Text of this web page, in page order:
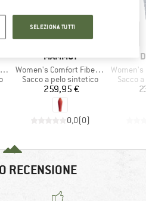
MARCHIO
MAMMUT
Articolo
Women's Comfort Fiber Bag -18C
Gruppo di prodotti
Sacco a pelo sintetico
Prezzo
259,95 €
0,0(0)
Articolo
Women's
Sacco
RECENSIONE
SELEZIONA TUTTI